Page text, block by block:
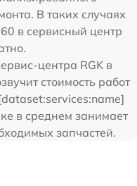
В таких случаях
в сервисный центр
центра RGK в
стоимость работ
в среднем занимает
запчастей.